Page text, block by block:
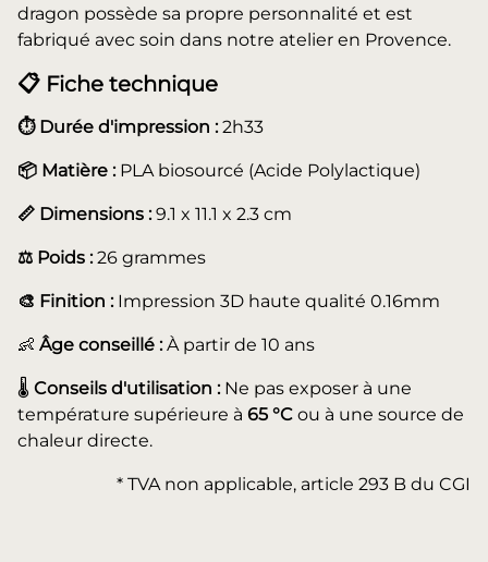
dragon possède sa propre personnalité et est
fabriqué avec soin dans notre atelier en Provence.
📋 Fiche technique
⏱️ Durée d'impression :2h33
📦 Matière : PLA biosourcé (Acide Polylactique)
📏 Dimensions :9.1 x 11.1 x 2.3 cm
⚖️ Poids :26 grammes
🎨 Finition : Impression 3D haute qualité 0.16mm
👶 Âge conseillé :À partir de 10 ans
🌡️ Conseils d'utilisation :Ne pas exposer à une
température supérieure à 65 °C ou à une source de
chaleur directe.
* TVA non applicable, article 293 B du CGI